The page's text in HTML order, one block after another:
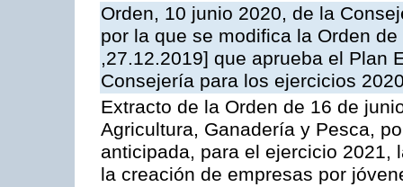
Orden, 10 junio 2020, de la
por la que se modifica la Orden
,27.12.2019] que aprueba el Plan
Consejería para los ejercicios
Extracto de la Orden de 16 de
Agricultura, Ganadería y Pesca,
anticipada, para el ejercicio 2021,
la creación de empresas por